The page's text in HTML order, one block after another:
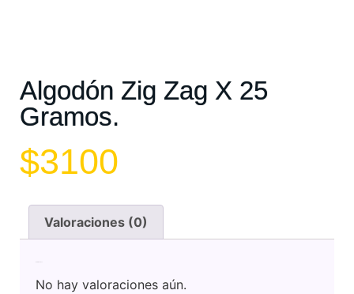
Algodón Zig Zag X 25
Gramos.
$3100
Valoraciones (0)
No hay valoraciones aún.